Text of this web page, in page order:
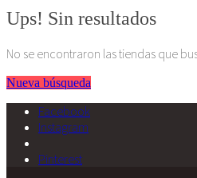
Ups! Sin resultados
No se encontraron las tiendas que
Nueva búsqueda
Facebook
Instagram
Pinterest